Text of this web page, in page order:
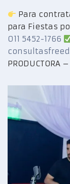
Para
para Fiestas
011 5452-1766